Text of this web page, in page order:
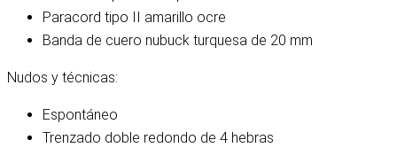
Paracord tipo II amarillo ocre
Banda de cuero nubuck turquesa de 20 mm
Nudos y técnicas:
Espontáneo
Trenzado doble redondo de 4 hebras